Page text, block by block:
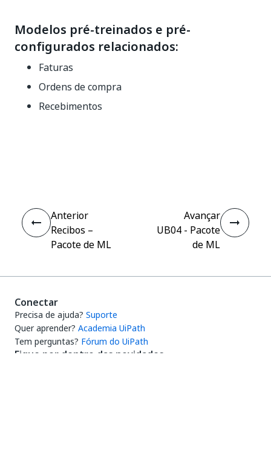
Modelos pré-treinados e pré-
configurados relacionados:
Faturas
Ordens de compra
Recebimentos
Anterior
Recibos –
Pacote de ML
Avançar
UB04 - Pacote
de ML
Conectar
Precisa de ajuda? Suporte
Quer aprender? Academia UiPath
Tem perguntas? Fórum do UiPath
Fique por dentro das novidades